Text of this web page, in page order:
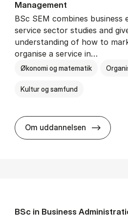
Man­age­ment
BSc SEM combines business
service sector studies and
understanding of how to
organise a service in…
Økonomi og matematik
Kultur og samfund
Om uddannelsen BSc in
BSc in Busi­ness